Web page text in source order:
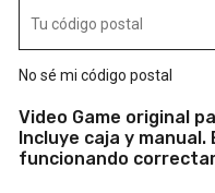
No sé mi código postal
Video Game original
Incluye caja y
funcionando